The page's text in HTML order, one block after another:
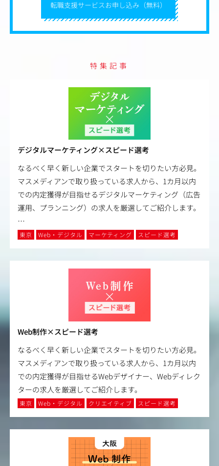
ます。支援内容にはワークショップ形式のものもあれば、
転職支援サービスお申し込み（無料）
特集記事
デジタルマーケティング×スピード選考
なるべく早く新しい企業でスタートを切りたい方必見。
マスメディアンで取り扱っている求人から、1カ月以内
での内定獲得が目指せるデジタルマーケティング（広告
運用、プランニング）の求人を厳選してご紹介します。
…
東京 Web・デジタル マーケティング スピード選考
Web制作×スピード選考
なるべく早く新しい企業でスタートを切りたい方必見。
マスメディアンで取り扱っている求人から、1カ月以内
での内定獲得が目指せるWebデザイナー、Webディレク
ターの求人を厳選してご紹介します。
東京 Web・デジタル クリエイティブ スピード選考